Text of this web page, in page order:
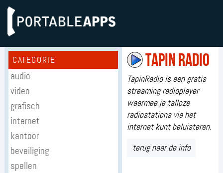
CATEGORIE
audio
video
grafisch
internet
kantoor
beveiliging
spellen
Tapin Radio
TapinRadio is een gratis
streaming radioplayer
waarmee je talloze
radiostations via het
internet kunt beluisteren.
terug naar de info